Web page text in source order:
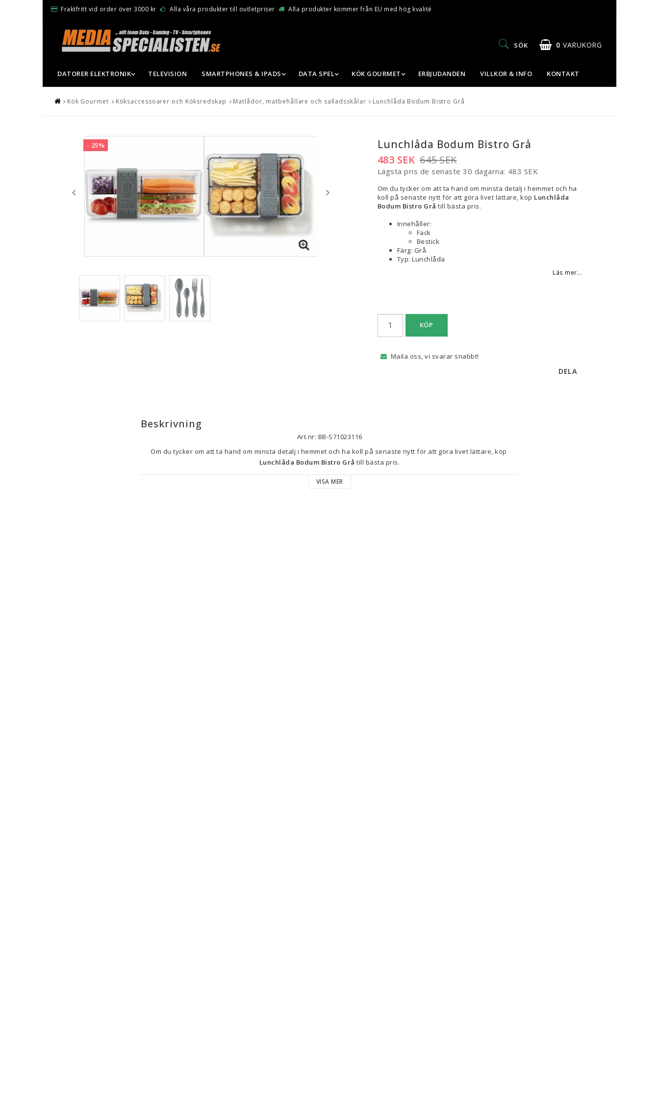
Fraktfritt vid order över 3000 kr Alla våra produkter till outletpriser Alla produkter kommer från EU med hög kvalité
0 VARUKORG
SÖK
DATORER ELEKTRONIK TELEVISION SMARTPHONES & IPADS DATA SPEL KÖK GOURMET ERBJUDANDEN VILLKOR & INFO KONTAKT
Kök Gourmet Köksaccessoarer och Köksredskap Matlådor, matbehållare och salladsskålar Lunchlåda Bodum Bistro Grå
- 25% Lunchlåda Bodum Bistro Grå
645 SEK
483 SEK
Lägsta pris de senaste 30 dagarna 483 SEK
Om du tycker om att ta hand om minsta detalj i hemmet och ha
koll på senaste nytt för att göra livet lättare, köp Lunchlåda
Bodum Bistro Grå till bästa pris.
Innehåller:
Fack
Bestick
Färg: Grå
Typ: Lunchlåda
Läs mer...
KÖP
Maila oss, vi svarar snabbt!
DELA
Beskrivning
Art.nr: BB-S71023116
Lunchlåda Bodum Bistro Grå till bästa pris.
Innehåller:
VISA MER